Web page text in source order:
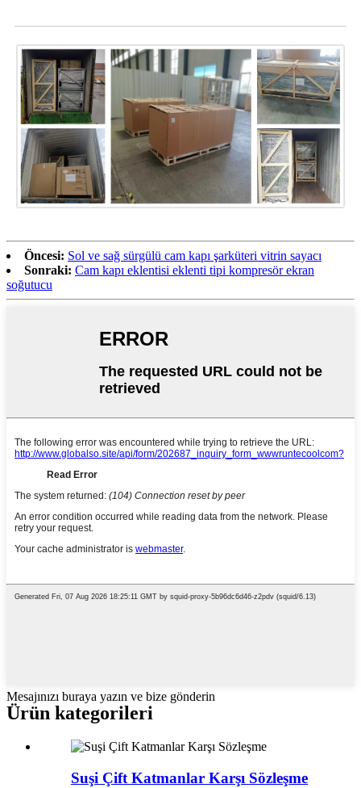
Öncesi: Sol ve sağ sürgülü cam kapı şarküteri vitrin sayacı
Sonraki: Cam kapı eklentisi eklenti tipi kompresör ekran
soğutucu
Mesajınızı buraya yazın ve bize gönderin
Ürün kategorileri
Suşi Çift Katmanlar Karşı Sözleşme